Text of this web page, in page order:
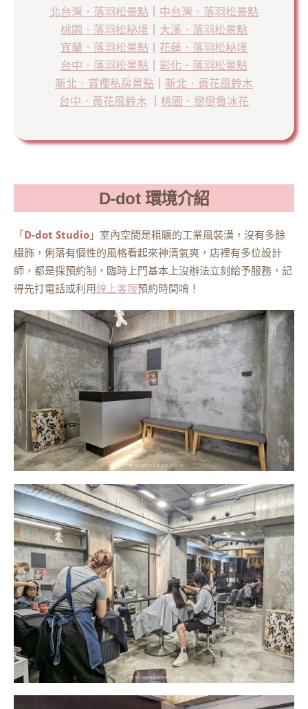
北台灣．落羽松景點
中台灣．落羽松景點
桃園．落羽松秘境
大溪．落羽松景點
宜蘭．落羽松景點
花蓮．落羽松秘境
台中．落羽松景點
彰化．落羽松景點
新北．賞櫻私房景點
新北．黃花風鈴木
台中．黃花風鈴木
桃園．戀戀魯冰花
D-dot 環境介紹
「D-dot Studio 」室內空間是粗曠的工業風裝潢，沒有多餘
綴飾，俐落有個性的風格看起來神清氣爽，店裡有多位設計
師，都是採預約制，臨時上門基本上沒辦法立刻給予服務，記
得先打電話或利用線上客服預約時間唷！